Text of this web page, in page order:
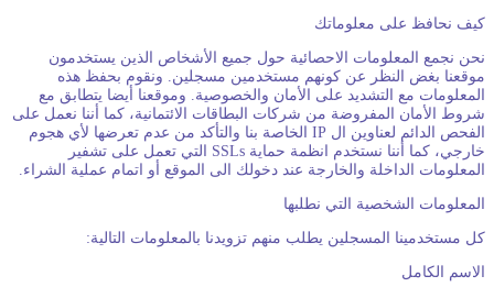
نحافظ على معلوماتك
نجمع المعلومات الاحصائية حول جميع الأشخاص الذين يستخدمون
بغض النظر عن كونهم مستخدمين مسجلين. ونقوم بحفظ هذه
مع التشديد على الأمان والخصوصية. وموقعنا أيضا يتطابق مع
الأمان المفروضة من شركات البطاقات الائتمانية، كما أننا نعمل على
الفحص الدائم لعناوين ال IP الخاصة بنا والتأكد من عدم تعرضها لأي هجوم
خارجي، كما أننا نستخدم انظمة حماية SSLs التي تعمل على تشفير
الداخلة والخارجة عند دخولك الى الموقع أو اتمام عملية الشراء.
الشخصية التي نطلبها
مستخدمينا المسجلين يطلب منهم تزويدنا بالمعلومات التالية:
الكامل